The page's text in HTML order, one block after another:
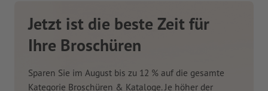
Jetzt ist die beste Zeit für
Ihre Broschüren
Sparen Sie im August bis zu 12 % auf die gesamte
Kategorie Broschüren & Kataloge. Je höher der